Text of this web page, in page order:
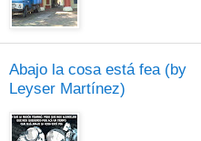
Abajo la cosa está fea (by
Leyser Martínez)